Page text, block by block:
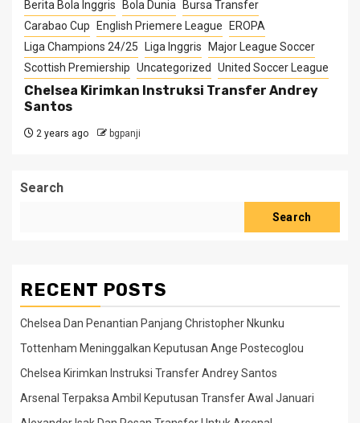
Berita Bola Inggris Bola Dunia
Bursa Transfer
Carabao Cup
English Priemere League
EROPA
Liga Champions 24/25
Liga Inggris
Major League Soccer
Scottish Premiership Uncategorized United Soccer League
Chelsea Kirimkan Instruksi Transfer Andrey
Santos
2 years ago bgpanji
Search
Search
RECENT POSTS
Chelsea Dan Penantian Panjang Christopher Nkunku
Tottenham Meninggalkan Keputusan Ange Postecoglou
Chelsea Kirimkan Instruksi Transfer Andrey Santos
Arsenal Terpaksa Ambil Keputusan Transfer Awal Januari